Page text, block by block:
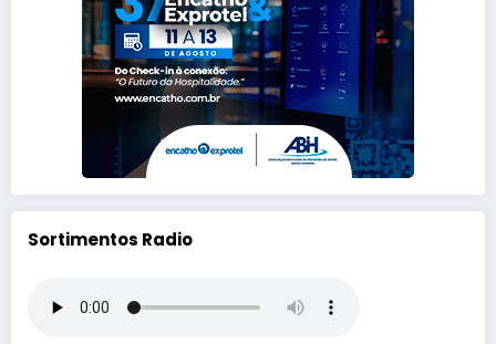
Sortimentos Radio